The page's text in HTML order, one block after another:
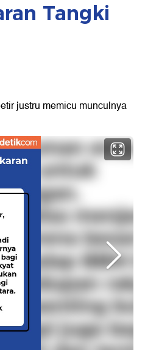
Tangki
justru memicu munculnya